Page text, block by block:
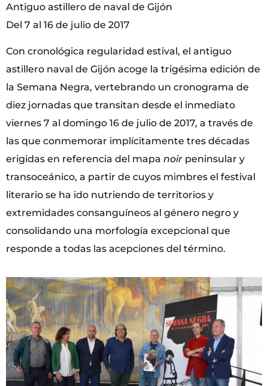
Antiguo astillero de naval de Gijón
Del 7 al 16 de julio de 2017
Con cronológica regularidad estival, el antiguo
astillero naval de Gijón acoge la trigésima edición de
la Semana Negra, vertebrando un cronograma de
diez jornadas que transitan desde el inmediato
viernes 7 al domingo 16 de julio de 2017, a través de
las que conmemorar implícitamente tres décadas
erigidas en referencia del mapa noir peninsular y
transoceánico, a partir de cuyos mimbres el festival
literario se ha ido nutriendo de territorios y
extremidades consanguíneos al género negro y
consolidando una morfología excepcional que
responde a todas las acepciones del término.